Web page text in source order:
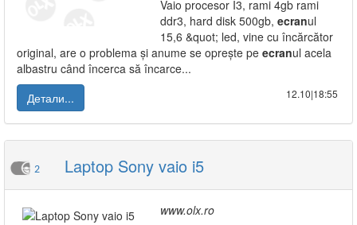
Vaio procesor I3, rami 4gb rami
ddr3, hard disk 500gb, ecranul
15,6 &quot; led, vine cu încărcător
original, are o problema și anume se oprește pe ecranul acela
albastru când încerca să încarce...
Детали...
12.10|18:55
2 Laptop Sony vaio i5
www.olx.ro